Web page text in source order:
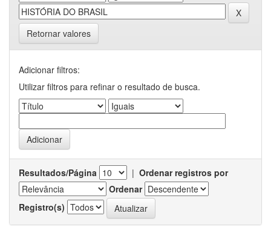
Retornar valores
Adicionar filtros:
Utilizar filtros para refinar o resultado de busca.
Resultados/Página | Ordenar registros por
Ordenar
Registro(s)